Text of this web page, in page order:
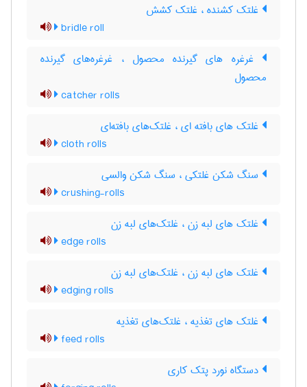
غلتک کشنده ، غلتک کشش
bridle roll
غرغره های گیرنده محصول ، غرغره‌های گیرنده
محصول
catcher rolls
غلتک های بافته ای ، غلتک‌های بافته‌ای
cloth rolls
سنگ شکن غلتکی ، سنگ شکن والسی
crushing-rolls
غلتک های لبه زن ، غلتک‌های لبه زن
edge rolls
غلتک های لبه زن ، غلتک‌های لبه زن
edging rolls
غلتک های تغذیه ، غلتک‌های تغذیه
feed rolls
دستگاه نورد پتک کاری